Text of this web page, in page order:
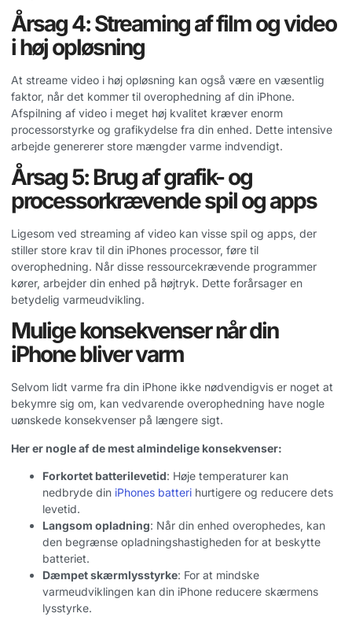
Årsag 4: Streaming af film og video
i høj opløsning
At streame video i høj opløsning kan også være en væsentlig
faktor, når det kommer til overophedning af din iPhone.
Afspilning af video i meget høj kvalitet kræver enorm
processorstyrke og grafikydelse fra din enhed. Dette intensive
arbejde genererer store mængder varme indvendigt.
Årsag 5: Brug af grafik- og
processorkrævende spil og apps
Ligesom ved streaming af video kan visse spil og apps, der
stiller store krav til din iPhones processor, føre til
overophedning. Når disse ressourcekrævende programmer
kører, arbejder din enhed på højtryk. Dette forårsager en
betydelig varmeudvikling.
Mulige konsekvenser når din
iPhone bliver varm
Selvom lidt varme fra din iPhone ikke nødvendigvis er noget at
bekymre sig om, kan vedvarende overophedning have nogle
uønskede konsekvenser på længere sigt.
Her er nogle af de mest almindelige konsekvenser:
Forkortet batterilevetid: Høje temperaturer kan
nedbryde din iPhones batteri hurtigere og reducere dets
levetid.
Langsom opladning: Når din enhed overophedes, kan
den begrænse opladningshastigheden for at beskytte
batteriet.
Dæmpet skærmlysstyrke: For at mindske
varmeudviklingen kan din iPhone reducere skærmens
lysstyrke.